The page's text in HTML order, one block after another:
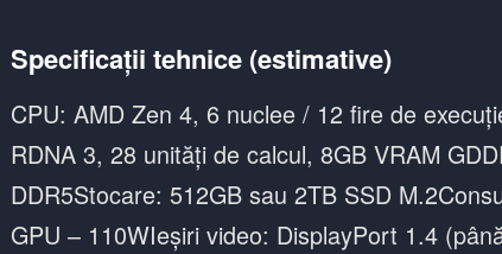
Specificații tehnice (estimative)
CPU: AMD Zen 4, 6 nuclee / 12 fire de
RDNA 3, 28 unități de calcul, 8GB VRAM
DDR5Stocare: 512GB sau 2TB SSD
GPU – 110WIeșiri video: DisplayPort 1.4